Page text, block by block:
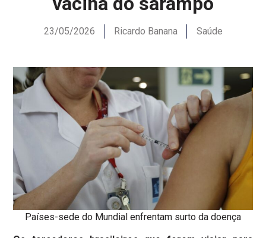
23/05/2026 Ricardo Banana Saúde
Países-sede do Mundial enfrentam surto da doença